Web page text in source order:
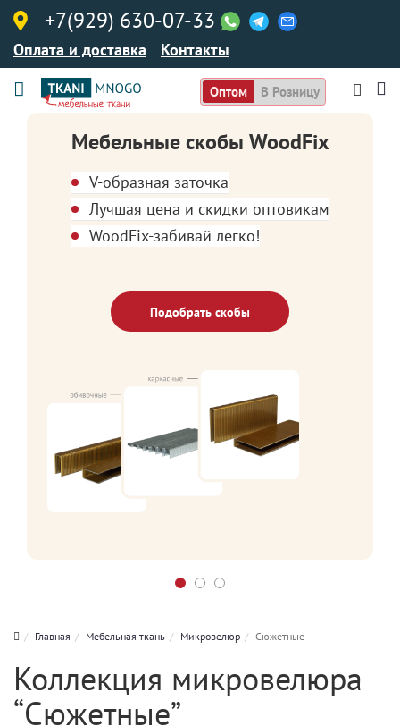
+7(929) 630-07-33
Оплата и доставка Контакты
Оптом В Розницу
Мебельные скобы WoodFix
V-образная заточка
Лучшая цена и скидки оптовикам
WoodFix-забивай легко!
Подобрать скобы
Главная Мебельная ткань Микровелюр Сюжетные
Коллекция микровелюра
“Сюжетные”